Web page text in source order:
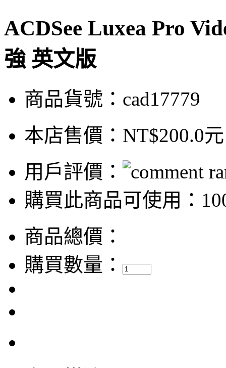
ACDSee Luxea Pro
強 英文版
商品貨號：cad17779
本店售價： NT$200.0元
用戶評價：
購買此商品可使用：
商品總價：
購買數量：